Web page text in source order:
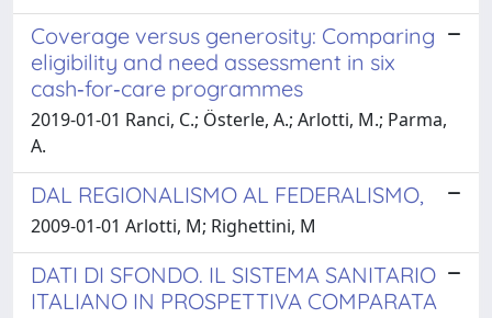
Coverage versus generosity: Comparing
eligibility and need assessment in six
cash‐for‐care programmes
2019-01-01 Ranci, C.; Österle, A.; Arlotti, M.; Parma,
A.
DAL REGIONALISMO AL FEDERALISMO,
2009-01-01 Arlotti, M; Righettini, M
DATI DI SFONDO. IL SISTEMA SANITARIO
ITALIANO IN PROSPETTIVA COMPARATA